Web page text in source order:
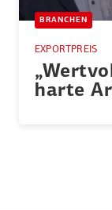
BRANCHEN
EXPORTPREIS
harte